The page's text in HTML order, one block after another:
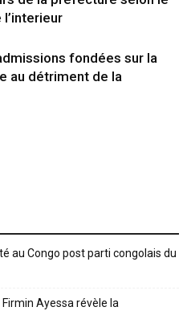
fondées sur la
au détriment de la
au Congo post parti congolais du
Ayessa révèle la